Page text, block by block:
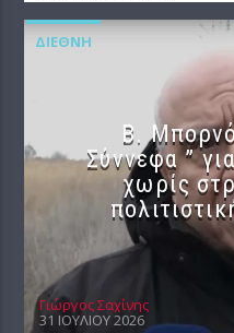
ΔΙΕΘΝΉ
B.
Σύννεφα ”
χωρίς
Γιώργος Σαχίνης
31 ΙΟΥΛΊΟΥ 2026